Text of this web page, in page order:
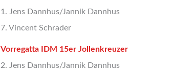
1. Jens Dannhus/Jannik Dannhus
7. Vincent Schrader
Vorregatta IDM 15er Jollenkreuzer
2. Jens Dannhus/Jannik Dannhus